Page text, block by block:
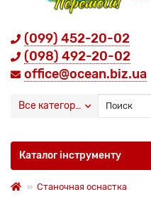
(099) 452-20-02
(098) 492-20-02
office@ocean.biz.ua
Все категории
Каталог інструменту
Станочная оснастка